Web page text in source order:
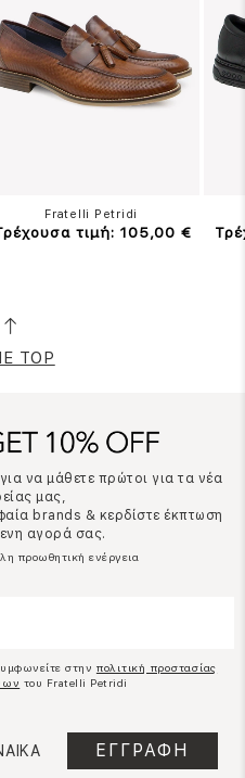
Fratelli Petridi
τιμή: 105,00 €
TOP
να μάθετε πρώτοι για τα νέα
μας,
brands & κερδίστε έκπτωση
αγορά σας.
προωθητική ενέργεια
στην πολιτική προστασίας
του Fratelli Petridi